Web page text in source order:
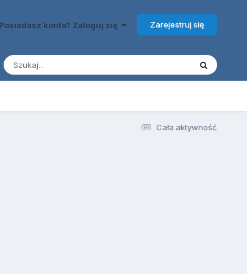
Posiadasz konto? Zaloguj się Zarejestruj się
Cała aktywność